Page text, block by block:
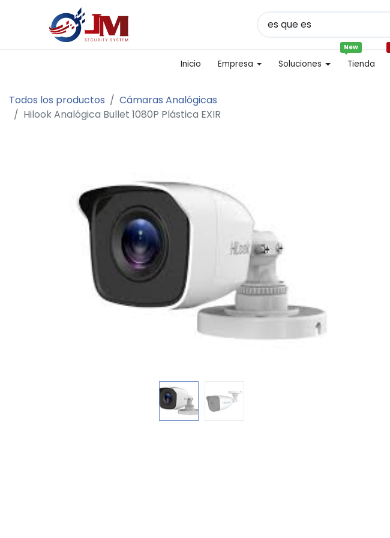
Inicio Empresa Soluciones Tienda
New
Todos los productos
Cámaras Analógicas
Hilook Analógica Bullet 1080P Plástica EXIR